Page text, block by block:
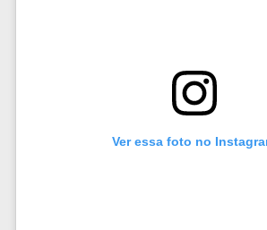
Ver essa foto no